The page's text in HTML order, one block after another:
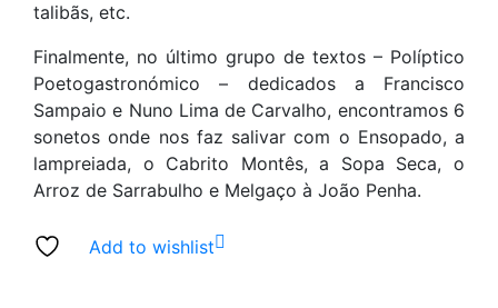
talibãs, etc.
Finalmente, no último grupo de textos – Políptico
Poetogastronómico – dedicados a Francisco
Sampaio e Nuno Lima de Carvalho, encontramos 6
sonetos onde nos faz salivar com o Ensopado, a
lampreiada, o Cabrito Montês, a Sopa Seca, o
Arroz de Sarrabulho e Melgaço à João Penha.
Add to wishlist